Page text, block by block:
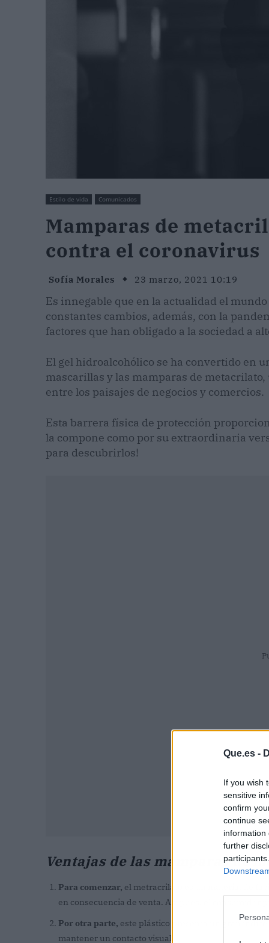
Que.es -
If you wish
sensitive
confirm
continue
information
further
Estilo de vida Comunicados
Mamparas de
contra el coronavirus
Sofía Morales 23 marzo, 2021 10:19
Es innegable que en la actualidad el
constantes cambios, además, con la
factores que han obligado a la sociedad a
El gel hidroalcohólico se ha convertido en
mascarillas y las mamparas de
entre los paisajes de negocios y comercios.
Esta barrera física de protección
la compone como por su extraordinaria
para descubrirlos!
Ventajas de las mamparas de
Para comenzar, el metracrilato es un material de
en consecuencia de venta. Así pues, el consumidor
Por otra parte, este plástico presenta un gran índice
mantener un contacto visual.